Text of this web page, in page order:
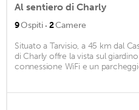
Al sentiero di Charly
9Ospiti · 2Camere
Situato a Tarvisio, a 45 km dal
di Charly offre la vista sul
connessione WiFi e un